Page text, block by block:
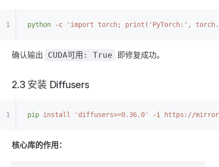
python -c "import torch; print('PyTorch:',
确认输出 CUDA可用: True 即修复成功。
2.3 安装 Diffusers
pip install "diffusers>=0.36.0" -i https://
核心库的作用：